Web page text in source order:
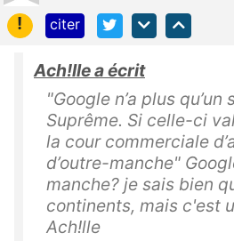
!
citer
Ach!lle a écrit
"Google n’a plus
Suprême. Si celle-ci
la cour commerciale
d’outre-manche"
manche? je sais bien
continents, mais c'est
Ach!lle